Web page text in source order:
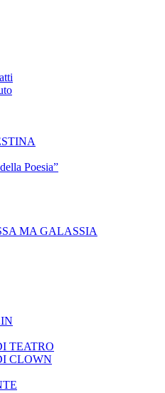
Poesia”
MA GALASSIA
TEATRO
CLOWN